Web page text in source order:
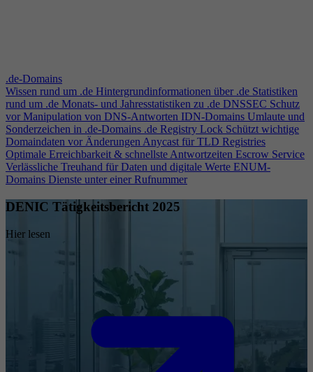
.de-Domains
Wissen rund um .de Hintergrundinformationen über .de Statistiken
rund um .de Monats- und Jahresstatistiken zu .de DNSSEC Schutz
vor Manipulation von DNS-Antworten IDN-Domains Umlaute und
Sonderzeichen in .de-Domains .de Registry Lock Schützt wichtige
Domaindaten vor ÄnderungenAnycast für TLD Registries
Optimale Erreichbarkeit & schnellste Antwortzeiten Escrow Service
Verlässliche Treuhand für Daten und digitale Werte ENUM-
Domains Dienste unter einer Rufnummer
DENIC Tätigkeitsbericht 2025
Hier lesen